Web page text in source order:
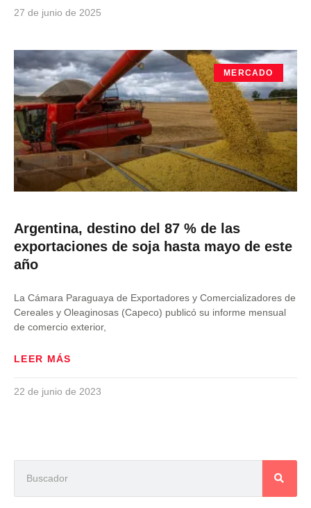
27 de junio de 2025
MERCADO
Argentina, destino del 87 % de las
exportaciones de soja hasta mayo de este
año
La Cámara Paraguaya de Exportadores y Comercializadores de
Cereales y Oleaginosas (Capeco) publicó su informe mensual
de comercio exterior,
LEER MÁS
22 de junio de 2023